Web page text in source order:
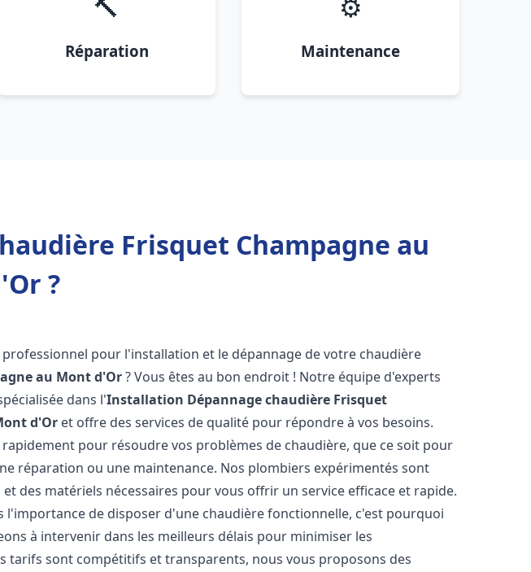
Réparation Maintenance
Frisquet Champagne au
?
pour l'installation et le dépannage de votre chaudière
au Mont d'Or? Vous êtes au bon endroit ! Notre équipe d'experts
dans l'Installation Dépannage chaudière Frisquet
d'Or et offre des services de qualité pour répondre à vos besoins.
pour résoudre vos problèmes de chaudière, que ce soit pour
réparation ou une maintenance. Nos plombiers expérimentés sont
des matériels nécessaires pour vous offrir un service efficace et rapide.
l'importance de disposer d'une chaudière fonctionnelle, c'est pourquoi
à intervenir dans les meilleurs délais pour minimiser les
tarifs sont compétitifs et transparents, nous vous proposons des